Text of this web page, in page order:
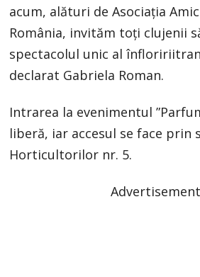
acum, alături de Asociația
România, invităm toți clujenii
spectacolul unic al
declarat Gabriela Roman.
Intrarea la evenimentul
liberă, iar accesul se face prin
Horticultorilor nr. 5.